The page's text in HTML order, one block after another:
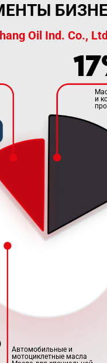
Oil Ind. Co.,
и
Автомобильные и
мотоциклетные масла